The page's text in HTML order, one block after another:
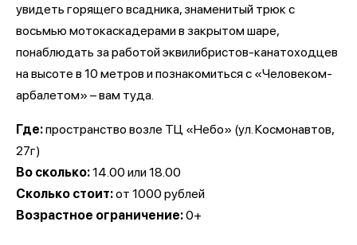
увидеть горящего всадника, знаменитый трюк с
восьмью мотокаскадерами в закрытом шаре,
понаблюдать за работой эквилибристов-канатоходцев
на высоте в 10 метров и познакомиться с «Человеком-
арбалетом» – вам туда.
Где:пространство возле ТЦ «Небо» (ул. Космонавтов,
27г)
Во сколько:14.00 или 18.00
Сколько стоит:от 1000 рублей
Возрастное ограничение:0+